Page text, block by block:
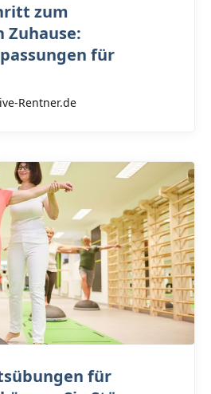
zum
für
Rentner.de
für